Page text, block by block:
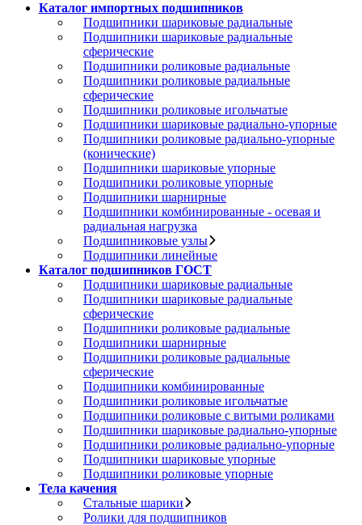
Каталог импортных подшипников
Подшипники шариковые радиальные
Подшипники шариковые радиальные
сферические
Подшипники роликовые радиальные
Подшипники роликовые радиальные
сферические
Подшипники роликовые игольчатые
Подшипники шариковые радиально-упорные
Подшипники роликовые радиально-упорные
(конические)
Подшипники шариковые упорные
Подшипники роликовые упорные
Подшипники шарнирные
Подшипники комбинированные - осевая и
радиальная нагрузка
Подшипниковые узлы
Подшипники линейные
Каталог подшипников ГОСТ
Подшипники шариковые радиальные
Подшипники шариковые радиальные
сферические
Подшипники роликовые радиальные
Подшипники шарнирные
Подшипники роликовые радиальные
сферические
Подшипники комбинированные
Подшипники роликовые игольчатые
Подшипники роликовые с витыми роликами
Подшипники шариковые радиально-упорные
Подшипники роликовые радиально-упорные
Подшипники шариковые упорные
Подшипники роликовые упорные
Тела качения
Стальные шарики
Ролики для подшипников